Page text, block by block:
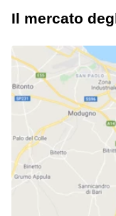
Il mercato